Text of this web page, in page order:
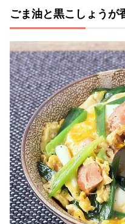
ごま油と黒こしょうが